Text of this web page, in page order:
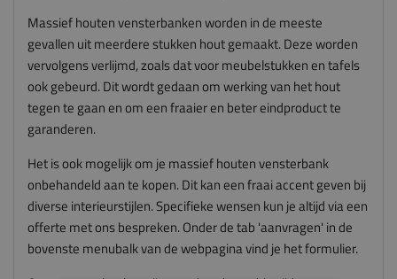
Massief houten vensterbanken worden in de meeste
gevallen uit meerdere stukken hout gemaakt. Deze worden
vervolgens verlijmd, zoals dat voor meubelstukken en tafels
ook gebeurd. Dit wordt gedaan om werking van het hout
tegen te gaan en om een fraaier en beter eindproduct te
garanderen.
Het is ook mogelijk om je massief houten vensterbank
onbehandeld aan te kopen. Dit kan een fraai accent geven bij
diverse interieurstijlen. Specifieke wensen kun je altijd via een
offerte met ons bespreken. Onder de tab 'aanvragen' in de
bovenste menubalk van de webpagina vind je het formulier.